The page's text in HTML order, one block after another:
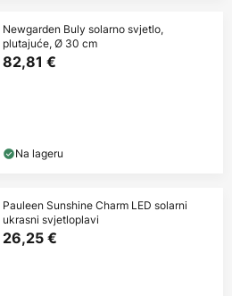
Newgarden Buly solarno svjetlo,
plutajuće, Ø 30 cm
82,81 €
Na lageru
Pauleen Sunshine Charm LED solarni
ukrasni svjetloplavi
26,25 €